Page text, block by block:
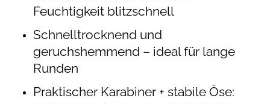
Feuchtigkeit blitzschnell
Schnelltrocknend und
geruchshemmend – ideal für lange
Runden
Praktischer Karabiner + stabile Öse: